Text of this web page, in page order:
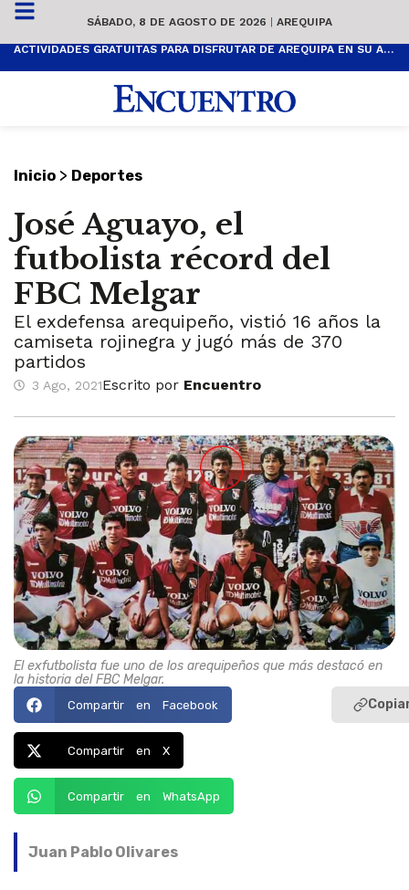
SÁBADO, 8 DE AGOSTO DE 2026 | AREQUIPA
ACTIVIDADES GRATUITAS PARA DISFRUTAR DE AREQUIPA EN SU ANIVERSARIO
Inicio > Deportes
José Aguayo, el
futbolista récord del
FBC Melgar
El exdefensa arequipeño, vistió 16 años la
camiseta rojinegra y jugó más de 370
partidos
3 Ago, 2021Escrito por Encuentro
El exfutbolista fue uno de los arequipeños que más destacó en
la historia del FBC Melgar.
Compartir en Facebook
Compartir en X
Compartir en WhatsApp
Juan Pablo Olivares